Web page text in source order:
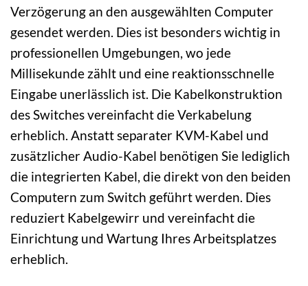
Verzögerung an den ausgewählten Computer
gesendet werden. Dies ist besonders wichtig in
professionellen Umgebungen, wo jede
Millisekunde zählt und eine reaktionsschnelle
Eingabe unerlässlich ist. Die Kabelkonstruktion
des Switches vereinfacht die Verkabelung
erheblich. Anstatt separater KVM-Kabel und
zusätzlicher Audio-Kabel benötigen Sie lediglich
die integrierten Kabel, die direkt von den beiden
Computern zum Switch geführt werden. Dies
reduziert Kabelgewirr und vereinfacht die
Einrichtung und Wartung Ihres Arbeitsplatzes
erheblich.